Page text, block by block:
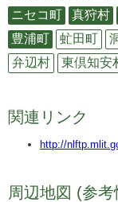
ニセコ町 真狩村
豊浦町
虻田町
弁辺村
東倶知安
関連リンク
http://
周辺地図 (参考